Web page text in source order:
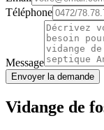
Téléphone
Message
Envoyer la demande
Vidange de